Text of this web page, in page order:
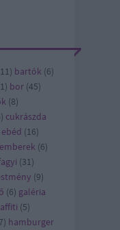
11) bartók (6)
) bor (45)
(8)
) cukrászda
ebéd (16)
emberek (6)
(31)
(9)
(6) galéria
(5)
7) hamburger